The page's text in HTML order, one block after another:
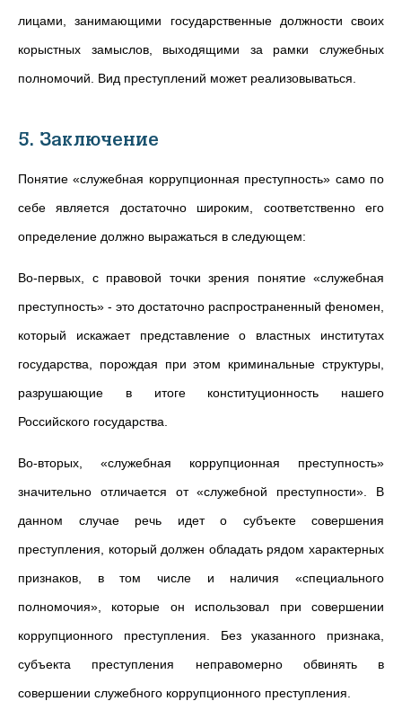
лицами, занимающими государственные должности своих
корыстных замыслов, выходящими за рамки служебных
полномочий. Вид преступлений может реализовываться.
5. Заключение
Понятие «служебная коррупционная преступность» само по
себе является достаточно широким, соответственно его
определение должно выражаться в следующем:
Во-первых, с правовой точки зрения понятие «служебная
преступность» - это достаточно распространенный феномен,
который искажает представление о властных институтах
государства, порождая при этом криминальные структуры,
разрушающие в итоге конституционность нашего
Российского государства.
Во-вторых, «служебная коррупционная преступность»
значительно отличается от «служебной преступности». В
данном случае речь идет о субъекте совершения
преступления, который должен обладать рядом характерных
признаков, в том числе и наличия «специального
полномочия», которые он использовал при совершении
коррупционного преступления. Без указанного признака,
субъекта преступления неправомерно обвинять в
совершении служебного коррупционного преступления.